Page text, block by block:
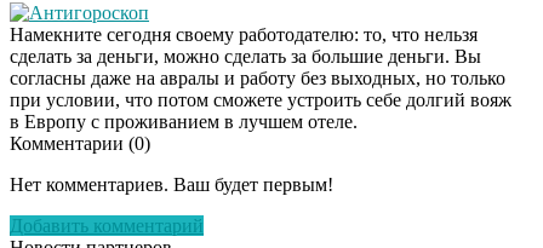
Антигороскоп
Намекните сегодня своему работодателю: то, что нельзя
сделать за деньги, можно сделать за большие деньги. Вы
согласны даже на авралы и работу без выходных, но только
при условии, что потом сможете устроить себе долгий вояж
в Европу с проживанием в лучшем отеле.
Комментарии (0)
Нет комментариев. Ваш будет первым!
Добавить комментарий
Скрытая камера на
люди вытворяют, когда
их не видят...